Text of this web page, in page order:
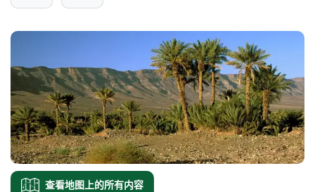
查看地图上的所有内容